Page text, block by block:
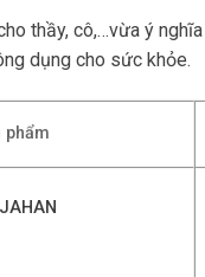
thầy, cô,…vừa ý
dụng cho sức khỏe.
phẩm